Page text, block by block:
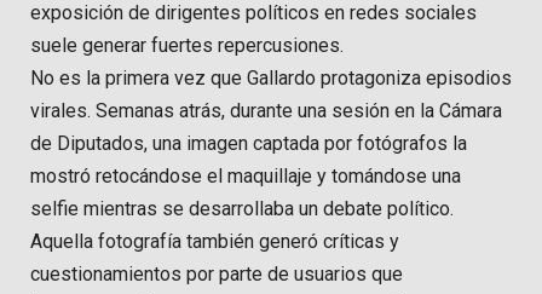
exposición de dirigentes políticos en redes sociales
suele generar fuertes repercusiones.
No es la primera vez que Gallardo protagoniza episodios
virales. Semanas atrás, durante una sesión en la Cámara
de Diputados, una imagen captada por fotógrafos la
mostró retocándose el maquillaje y tomándose una
selfie mientras se desarrollaba un debate político.
Aquella fotografía también generó críticas y
cuestionamientos por parte de usuarios que